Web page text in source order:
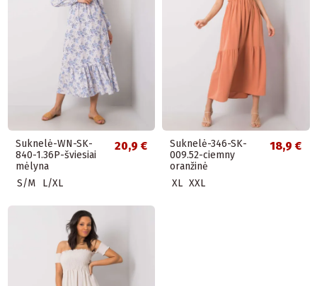
Suknelė-WN-SK-
840-1.36P-šviesiai
mėlyna
20,9 €
S/M L/XL
Suknelė-346-SK-
009.52-ciemny
oranžinė
18,9 €
XL XXL